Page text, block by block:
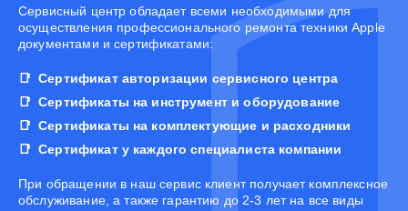
Cервисный центр обладает всеми необходимыми для
осуществления профессионального ремонта техники Apple
документами и сертификатами:
Сертификат авторизации сервисного центра
Сертификаты на инструмент и оборудование
Сертификаты на комплектующие и расходники
Сертификат у каждого специалиста компании
При обращении в наш сервис клиент получает комплексное
обслуживание, а также гарантию до 2-3 лет на все виды